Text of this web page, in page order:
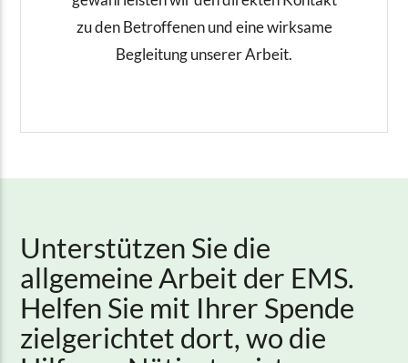
zu den Betroffenen und eine wirksame
Begleitung unserer Arbeit.
Unterstützen Sie die
allgemeine Arbeit der EMS.
Helfen Sie mit Ihrer Spende
zielgerichtet dort, wo die